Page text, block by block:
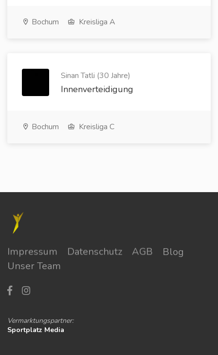
Bochum Kreisliga A
Sinan Tatli (30 Jahre)
Innenverteidigung
Bochum Kreisliga C
Impressum Datenschutz AGB
Blog
Unser Team
Vermarktungspartner:
Sportplatz Media